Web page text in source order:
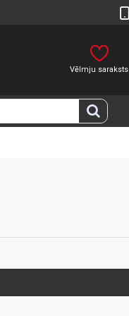
Vēlmju saraksts